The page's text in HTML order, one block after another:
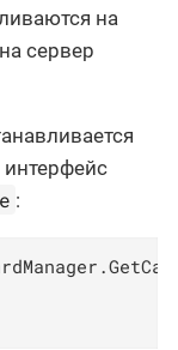
на
сервер
: